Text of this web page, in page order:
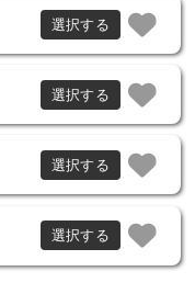
選択する
選択する
選択する
選択する